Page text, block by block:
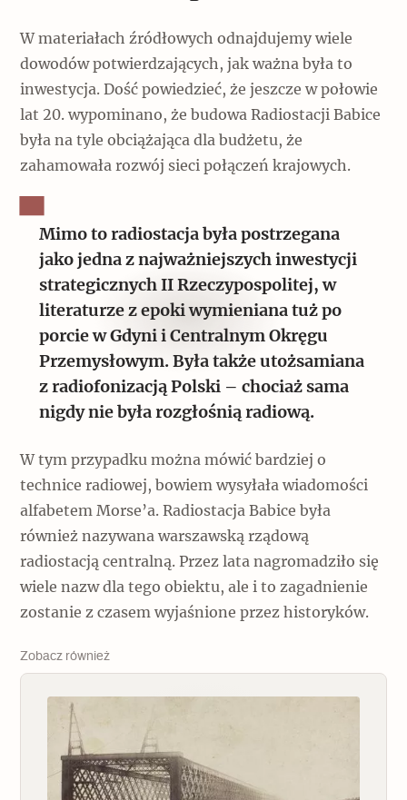
W materiałach źródłowych odnajdujemy wiele
dowodów potwierdzających, jak ważna była to
inwestycja. Dość powiedzieć, że jeszcze w połowie
lat 20. wypominano, że budowa Radiostacji Babice
była na tyle obciążająca dla budżetu, że
zahamowała rozwój sieci połączeń krajowych.
Mimo to radiostacja była postrzegana
jako jedna z najważniejszych inwestycji
strategicznych II Rzeczypospolitej, w
literaturze z epoki wymieniana tuż po
porcie w Gdyni i Centralnym Okręgu
Przemysłowym. Była także utożsamiana
z radiofonizacją Polski – chociaż sama
nigdy nie była rozgłośnią radiową.
W tym przypadku można mówić bardziej o
technice radiowej, bowiem wysyłała wiadomości
alfabetem Morse’a. Radiostacja Babice była
również nazywana warszawską rządową
radiostacją centralną. Przez lata nagromadziło się
wiele nazw dla tego obiektu, ale i to zagadnienie
zostanie z czasem wyjaśnione przez historyków.
Zobacz również